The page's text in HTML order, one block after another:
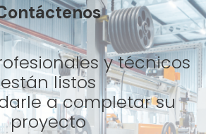
y técnicos
están listos
a completar su
proyecto